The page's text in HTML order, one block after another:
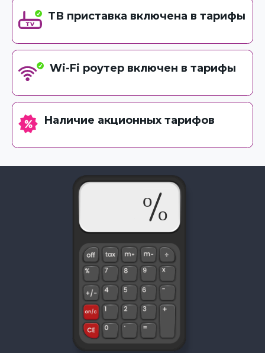
ТВ приставка включена в тарифы
Wi-Fi роутер включен в тарифы
Наличие акционных тарифов